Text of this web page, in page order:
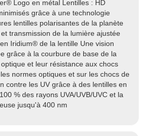
Logo en métal Lentilles : HD
grâce à une technologie
lentilles polarisantes de la planète
transmission de la lumière ajustée
Iridium® de la lentille Une vision
grâce à la courbure de base de la
et leur résistance aux chocs
normes optiques et sur les chocs de
contre les UV grâce à des lentilles en
% des rayons UVA/UVB/UVC et la
jusqu'à 400 nm